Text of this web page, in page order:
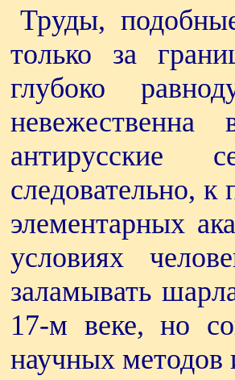
Труды,
только за
глубоко
антирусские
следовательно,
элементарных
условиях
заламывать
17-м веке, но
научных методов